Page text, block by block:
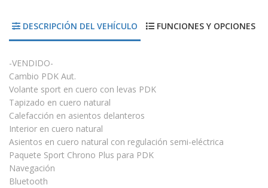
DESCRIPCIÓN DEL VEHÍCULO FUNCIONES Y OPCIONES
-VENDIDO-
Cambio PDK Aut.
Volante sport en cuero con levas PDK
Tapizado en cuero natural
Calefacción en asientos delanteros
Interior en cuero natural
Asientos en cuero natural con regulación semi-eléctrica
Paquete Sport Chrono Plus para PDK
Navegación
Bluetooth